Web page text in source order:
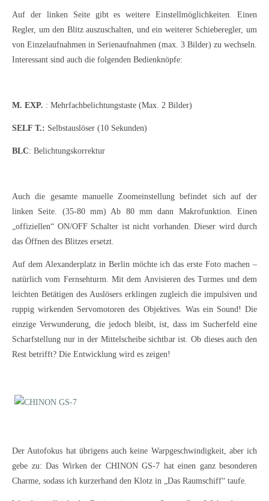
Auf der linken Seite gibt es weitere Einstellmöglichkeiten. Einen
Regler, um den Blitz auszuschalten, und ein weiterer Schieberegler, um
von Einzelaufnahmen in Serienaufnahmen (max. 3 Bilder) zu wechseln.
Interessant sind auch die folgenden Bedienknöpfe:
M. EXP. : Mehrfachbelichtungstaste (Max. 2 Bilder)
SELF T.: Selbstauslöser (10 Sekunden)
BLC: Belichtungskorrektur
Auch die gesamte manuelle Zoomeinstellung befindet sich auf der
linken Seite. (35-80 mm) Ab 80 mm dann Makrofunktion. Einen
„offiziellen“ ON/OFF Schalter ist nicht vorhanden. Dieser wird durch
das Öffnen des Blitzes ersetzt.
Auf dem Alexanderplatz in Berlin möchte ich das erste Foto machen –
natürlich vom Fernsehturm. Mit dem Anvisieren des Turmes und dem
leichten Betätigen des Auslösers erklingen zugleich die impulsiven und
ruppig wirkenden Servomotoren des Objektives. Was ein Sound! Die
einzige Verwunderung, die jedoch bleibt, ist, dass im Sucherfeld eine
Scharfstellung nur in der Mittelscheibe sichtbar ist. Ob dieses auch den
Rest betrifft? Die Entwicklung wird es zeigen!
Der Autofokus hat übrigens auch keine Warpgeschwindigkeit, aber ich
gebe zu: Das Wirken der CHINON GS-7 hat einen ganz besonderen
Charme, sodass ich kurzerhand den Klotz in „Das Raumschiff“ taufe.